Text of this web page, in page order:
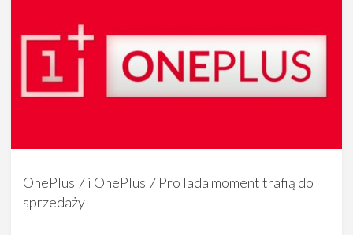
OnePlus 7 i OnePlus 7 Pro lada moment trafią do
sprzedaży